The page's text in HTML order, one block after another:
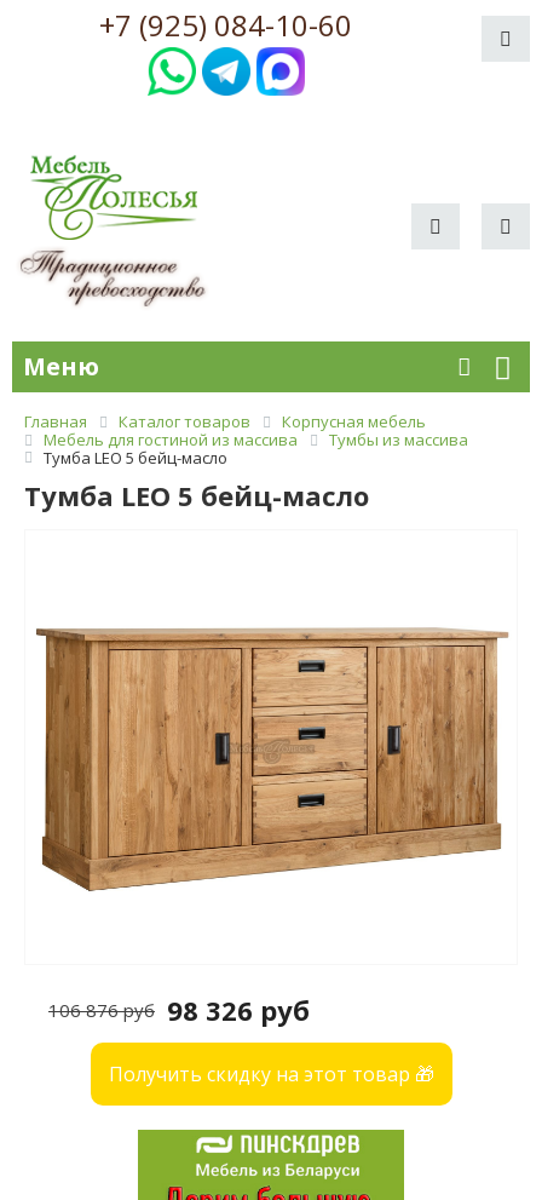
+7 (925) 084-10-60
Меню
Главная Каталог товаров
Корпусная мебель
Мебель для гостиной из массива
Тумбы из массива
Тумба LEO 5 бейц-масло
Тумба LEO 5 бейц-масло
98 326 руб
106 876 руб
Получить скидку на этот товар 🎁